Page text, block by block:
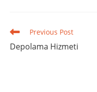
Read
articles
Previous Post
Depolama Hizmeti